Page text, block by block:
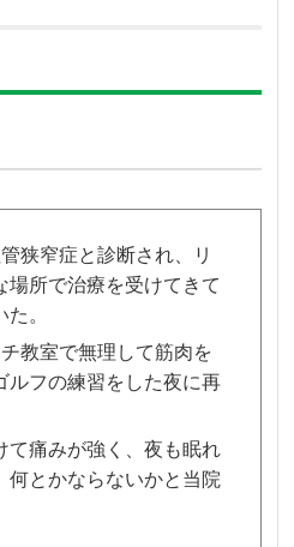
狭窄症と診断され、リ
場所で治療を受けてきて
。
教室で無理して筋肉を
ルフの練習をした夜に再
て痛みが強く、夜も眠れ
何とかならないかと当院